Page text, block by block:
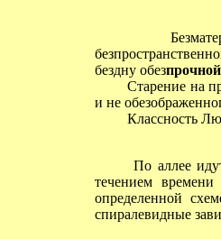
бездну обезпрочной
Старение на
и не
Классность
По аллее
течением времени
определенной
спиралевидные